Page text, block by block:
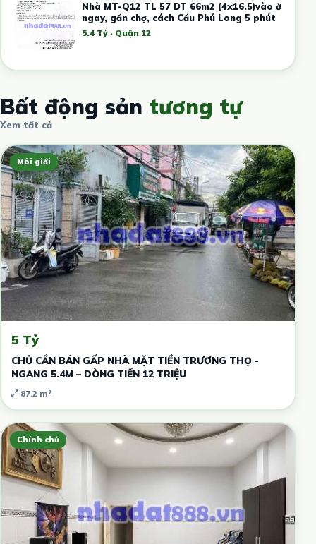
Nhà MT-Q12 TL 57 DT 66m2 (4x16.5)vào ở
ngay, gần chợ, cách Cầu Phú Long 5 phút
5.4 Tỷ · Quận 12
Bất động sản tương tự
Xem tất cả
Môi giới
5 Tỷ
CHỦ CẦN BÁN GẤP NHÀ MẶT TIỀN TRƯƠNG THỌ -
NGANG 5.4M – DÒNG TIỀN 12 TRIỆU
87.2 m²
Chính chủ